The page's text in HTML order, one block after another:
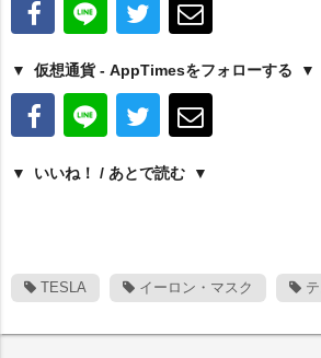
仮想通貨 - AppTimesをフォローする
いいね！ / あとで読む
TESLA イーロン・マスク